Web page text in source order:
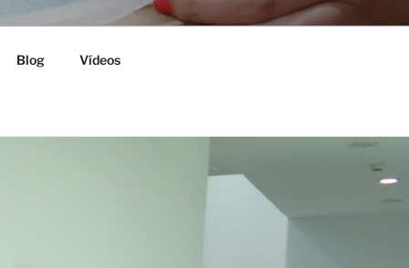
Blog Vídeos